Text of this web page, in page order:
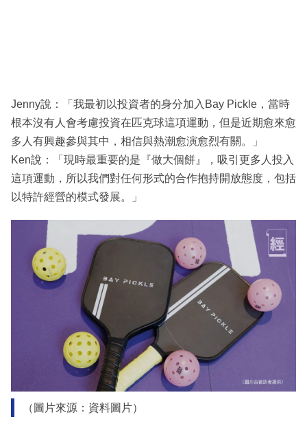
Jenny說：「我最初以投資者的身分加入Bay Pickle，當時
根本沒有人會考慮投資在匹克球這項運動，但是近期愈來愈
多人有興趣參與其中，相信與熱潮愈演愈烈有關。」
Ken說：「現時最重要的是『做大個餅』，吸引更多人投入
這項運動，所以我們對任何形式的合作抱持開放態度，包括
以特許經營的模式發展。」
（圖片來源：資料圖片）